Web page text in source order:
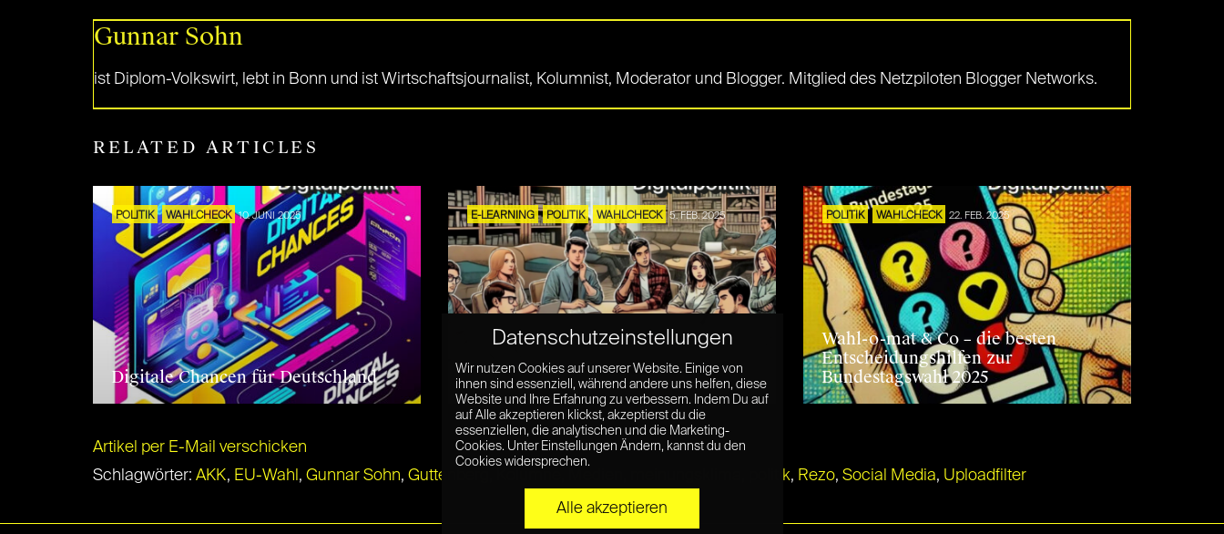
Gunnar Sohn
ist Diplom-Volkswirt, lebt in Bonn und ist Wirtschaftsjournalist, Kolumnist, Moderator und Blogger. Mitglied des Netzpiloten Blogger Networks.
RELATED ARTICLES
POLITIK WAHLCHECK 10. JUNI 2025
Digitale Chancen für Deutschland
E-LEARNING POLITIK WAHLCHECK 5. FEB. 2025
Common Grounds Forum – Eine
politische Stimme für junge
Menschen
POLITIK WAHLCHECK 22. FEB. 2025
Wahl-o-mat & Co – die besten
Entscheidungshilfen zur
Bundestagswahl 2025
Artikel per E-Mail verschicken
Schlagwörter: AKK, EU-Wahl , Gunnar Sohn, Guttenberg politik, Rezo, Social Media, Uploadfilter
Datenschutzeinstellungen
Wir nutzen Cookies auf unserer Website. Einige von
ihnen sind essenziell, während andere uns helfen, diese
Website und Ihre Erfahrung zu verbessern. Indem Du auf
auf Alle akzeptieren klickst, akzeptierst du die
essenziellen, die analytischen und die Marketing-
Cookies. Unter Einstellungen Ändern, kannst du den
Cookies widersprechen.
Alle akzeptieren